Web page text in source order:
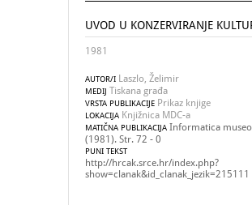
UVOD U KONZERVIRANJE
1981
AUTOR/I Laszlo, Želimir
MEDIJ Tiskana građa
VRSTA PUBLIKACIJE Prikaz knjige
LOKACIJA Knjižnica MDC-a
MATIČNA PUBLIKACIJA Informatica
(1981). Str. 72 - 0
PUNI TEKST
http://hrcak.srce.hr/index.php?
show=clanak&id_clanak_jezik=215111